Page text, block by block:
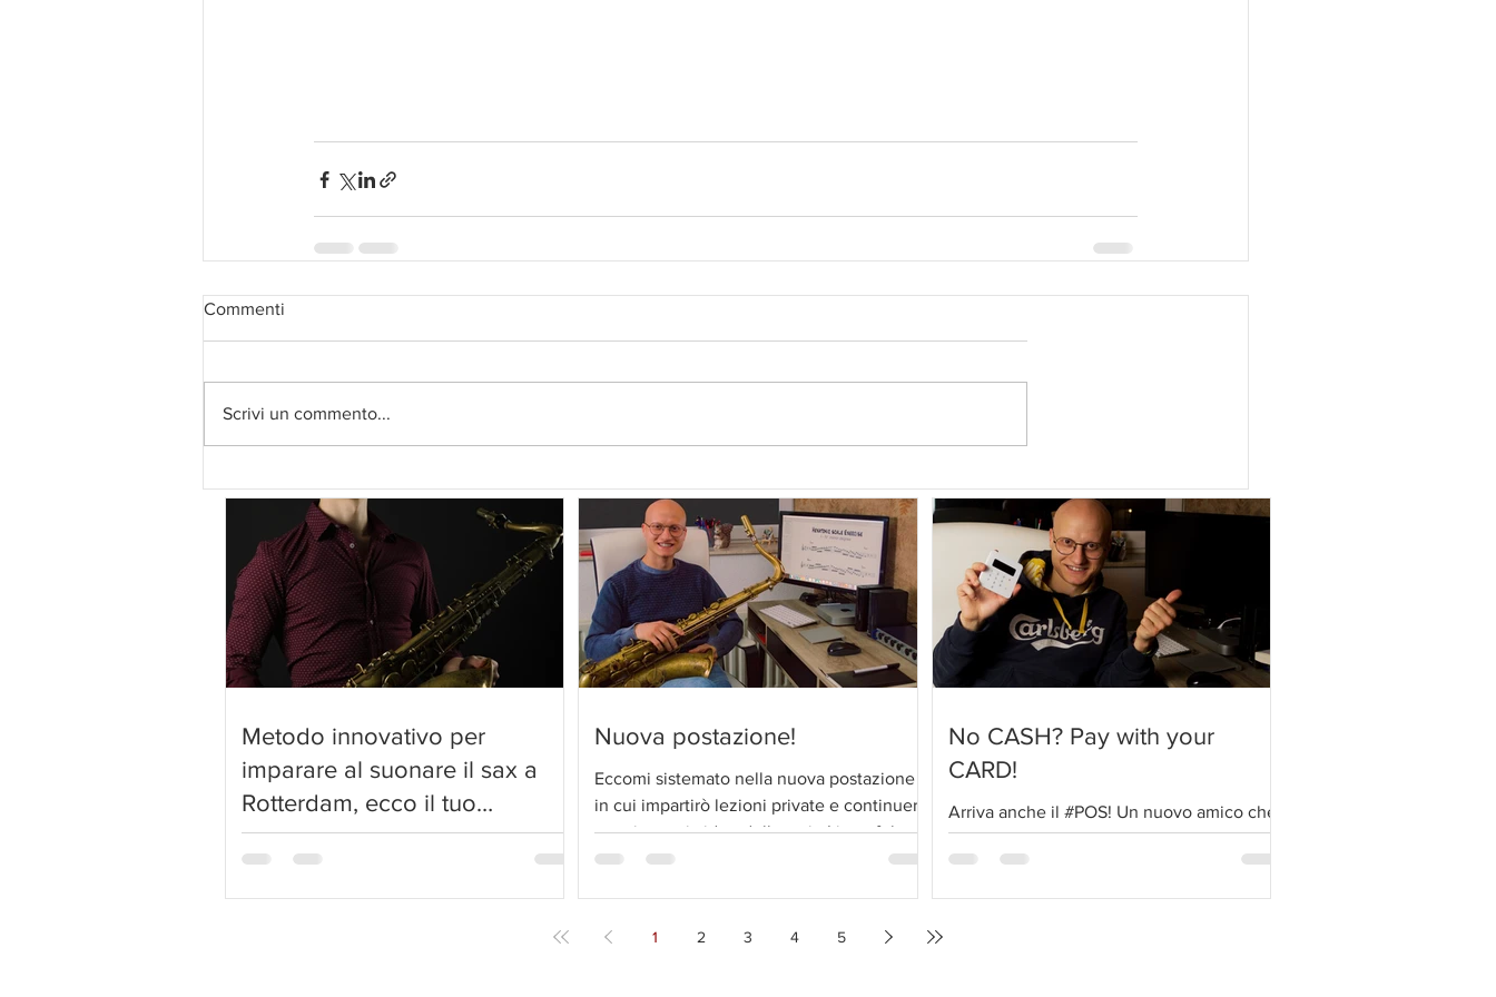
Commenti
Scrivi un commento...
Metodo innovativo per
imparare al suonare il sax a
Rotterdam, ecco il tuo
insegnante di sassofono!
approccio rapido e alternativo
Nuova postazione!
Eccomi sistemato nella nuova postazione
in cui impartirò lezioni private e continuerò
a registrare i video della serie Line of the
day...
No CASH? Pay with your
CARD!
Arriva anche il #POS! Un nuovo amico che
faciliterà le transazioni tra me ed i miei
clienti! Domani 3 Dicembre ci sarà
1 2 3 4 5